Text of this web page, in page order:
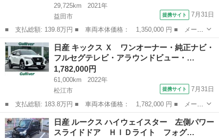
29,725km
2021年
益田市
提携サイト 7月31日
■ 支払総額: 139.8万円 ■ 車両本体価格： 1,350,000 円 ■ メーカ
ー名： 日産 ■ 車種名： ルークス ■ グレード名： ハイウェイ
スター Ｘ 禁煙車 純正９型ナビ 全方位カメラ エマブレ レー
ンキープ...
島根 益田市 その他
日産 キックス Ｘ ワンオーナー・純正ナビ・
フルセグテレビ・アラウンドビュー・…
1,782,000円
61,000km
2022年
松江市
提携サイト 7月31日
■ 支払総額: 183.8万円 ■ 車両本体価格： 1,782,000 円 ■ メーカ
ー名： 日産 ■ 車種名： キックス ■ グレード名： Ｘ ワンオ
ーナー・純正ナビ・フルセグテレビ・アラウンドビュー・デジタルイ
ンナーミ...
島根 松江市 日産
日産 ルークス ハイウェイスター 左側パワー
スライドドア ＨＩＤライト フォグ…